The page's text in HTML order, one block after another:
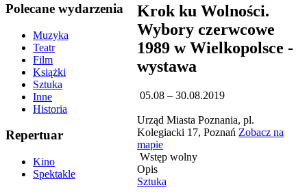
Polecane wydarzenia
Muzyka
Teatr
Film
Książki
Sztuka
Inne
Historia
Repertuar
Kino
Spektakle
Krok ku Wolności.
Wybory czerwcowe
1989 w Wielkopolsce -
wystawa
05.08 – 30.08.2019
Urząd Miasta Poznania, pl.
Kolegiacki 17, Poznań Zobacz na
mapie
Wstęp wolny
Opis
Sztuka